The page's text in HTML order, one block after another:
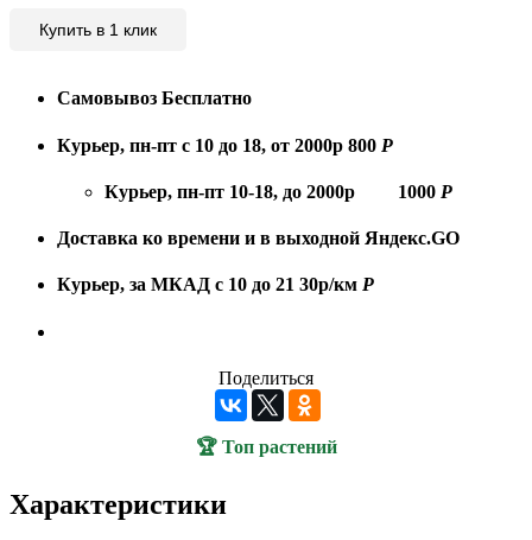
Купить в 1 клик
Самовывоз Бесплатно
Курьер, пн-пт с 10 до 18, от 2000р 800 Р
Курьер, пн-пт 10-18, до 2000р 1000 Р
Доставка ко времени и в выходной Яндекс.GO
Курьер, за МКАД с 10 до 21 30р/км Р
Поделиться
🏆 Топ растений
Характеристики